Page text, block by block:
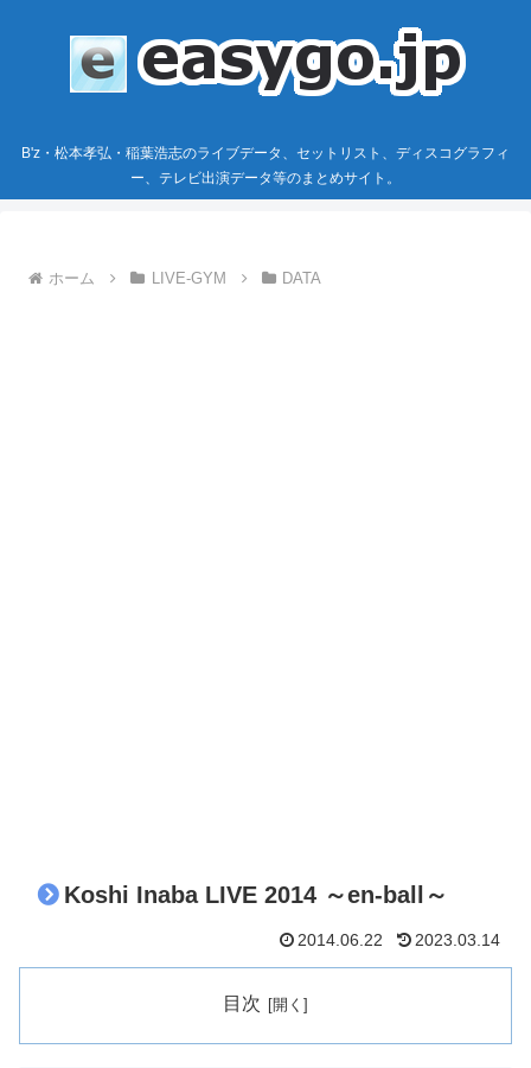
B'z・松本孝弘・稲葉浩志のライブデータ、セットリスト、ディスコグラフィ
ー、テレビ出演データ等のまとめサイト。
ホーム LIVE-GYM DATA
Koshi Inaba LIVE 2014 ～en-ball～
2014.06.22 2023.03.14
目次